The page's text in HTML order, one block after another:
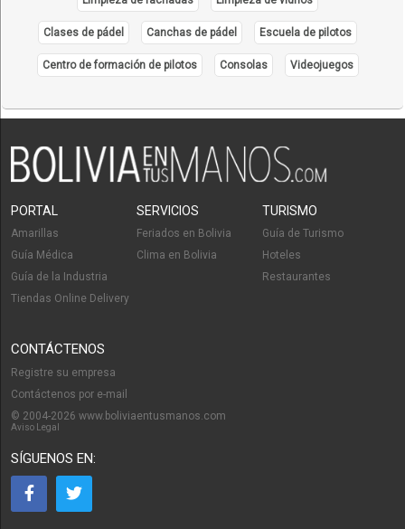
Restaurantes
Radiodifusión
Publicidad en Radio
Clases de flauta traversa
Flauta traversa
Educación Musical
Clases de pádel Canchas de pádel Escuela de pilotos
Centro de formación de pilotos Consolas Videojuegos
PORTAL
Amarillas
Guía Médica
Guía de la Industria
Tiendas Online Delivery
SERVICIOS
Feriados en Bolivia
Clima en Bolivia
TURISMO
Guía de Turismo
Hoteles
Restaurantes
CONTÁCTENOS
Registre su empresa
Contáctenos por e-mail
© 2004-2026 www.boliviaentusmanos.com
Aviso Legal
SÍGUENOS EN: